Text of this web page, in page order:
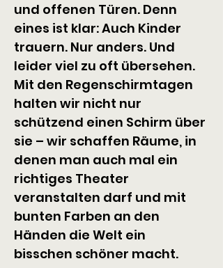
und offenen Türen. Denn
eines ist klar: Auch Kinder
trauern. Nur anders. Und
leider viel zu oft übersehen.
Mit den Regenschirmtagen
halten wir nicht nur
schützend einen Schirm über
sie – wir schaffen Räume, in
denen man auch mal ein
richtiges Theater
veranstalten darf und mit
bunten Farben an den
Händen die Welt ein
bisschen schöner macht.